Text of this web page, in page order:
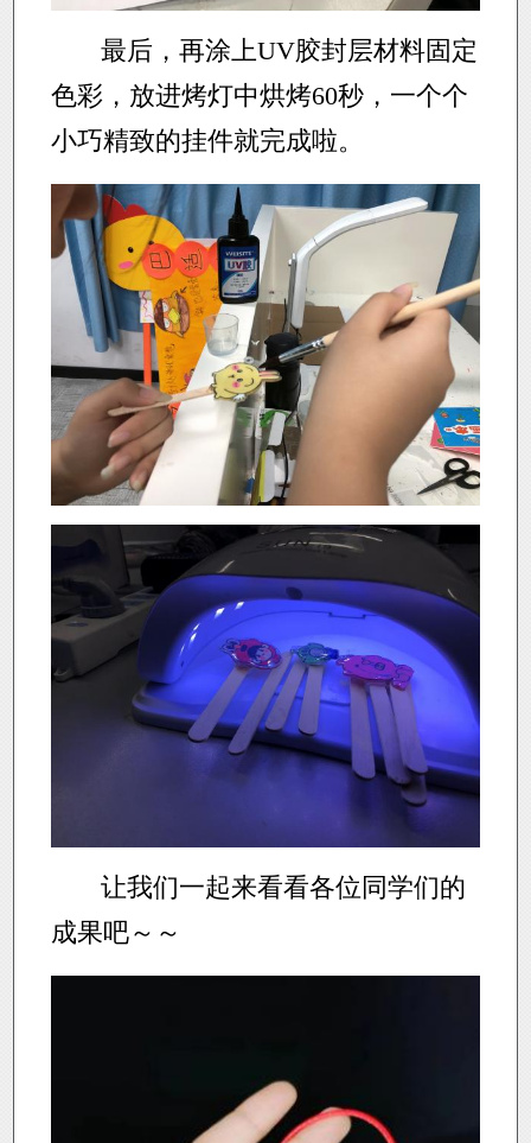
最后，再涂上UV胶封层材料固定
色彩，放进烤灯中烘烤60秒，一个个
小巧精致的挂件就完成啦。
让我们一起来看看各位同学们的
成果吧～～